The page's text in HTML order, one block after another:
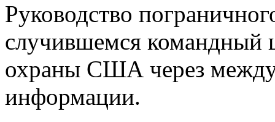
Руководство
случившемся командный
охраны США через
информации.